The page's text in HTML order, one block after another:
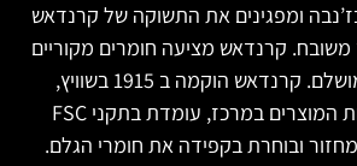
ומפגינים את התשוקה של קרנדאש
קרנדאש מציעה חומרים מקוריים
ונועזים בעיצוב מושלם. קרנדאש הוקמה ב 1915 בשוויץ,
מעמידה את איכות המוצרים במרכז, עומדת בתקני FSC
ובוחרת בקפידה את חומרי הגלם.